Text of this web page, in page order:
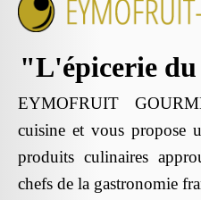
"L'épicerie
EYMOFRUIT
cuisine et vous propose
produits culinaires
chefs de la gastronomie